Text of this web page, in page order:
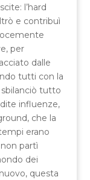
l’hard
e contribuì
per
dalle
tutti con la
sbilanciò tutto
influenze,
che la
erano
partì
dei
questa